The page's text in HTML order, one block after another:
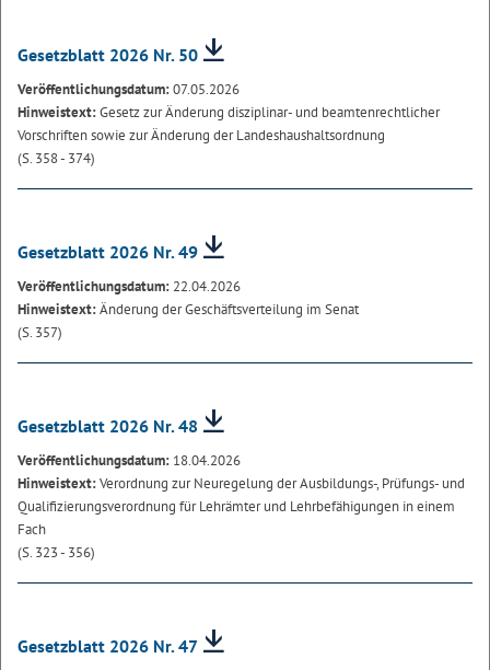
Gesetzblatt 2026 Nr. 50
Veröffentlichungsdatum:07.05.2026
Hinweistext:Gesetz zur Änderung disziplinar- und beamtenrechtlicher
Vorschriften sowie zur Änderung der Landeshaushaltsordnung
(S. 358 - 374)
Gesetzblatt 2026 Nr. 49
Veröffentlichungsdatum: 22.04.2026
Hinweistext:Änderung der Geschäftsverteilung im Senat
(S. 357)
Gesetzblatt 2026 Nr. 48
Veröffentlichungsdatum: 18.04.2026
Hinweistext:Verordnung zur Neuregelung der Ausbildungs-, Prüfungs- und
Qualifizierungsverordnung für Lehrämter und Lehrbefähigungen in einem
Fach
(S. 323 - 356)
Gesetzblatt 2026 Nr. 47